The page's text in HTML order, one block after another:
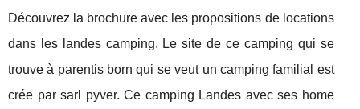
Découvrez la brochure avec les propositions de locations
dans les landes camping. Le site de ce camping qui se
trouve à parentis born qui se veut un camping familial est
crée par sarl pyver. Ce camping Landes avec ses home